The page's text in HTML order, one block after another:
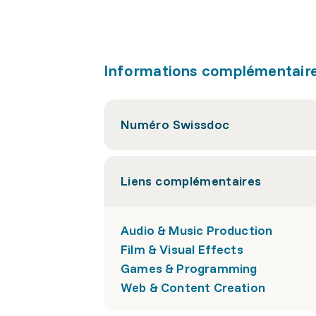
Informations
Numéro Swissdoc
Liens complémentaires
Audio & Music Production
Film & Visual Effects
Games & Programming
Web & Content Creation